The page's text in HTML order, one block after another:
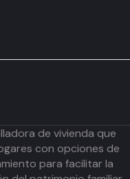
de vivienda que
con opciones de
para facilitar la